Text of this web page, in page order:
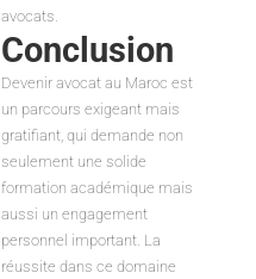
avocats.
Conclusion
Devenir avocat au Maroc est
un parcours exigeant mais
gratifiant, qui demande non
seulement une solide
formation académique mais
aussi un engagement
personnel important. La
réussite dans ce domaine